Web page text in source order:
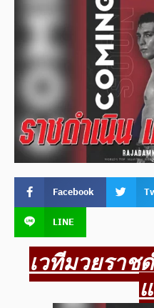
Facebook
LINE
เวทีมวยราช